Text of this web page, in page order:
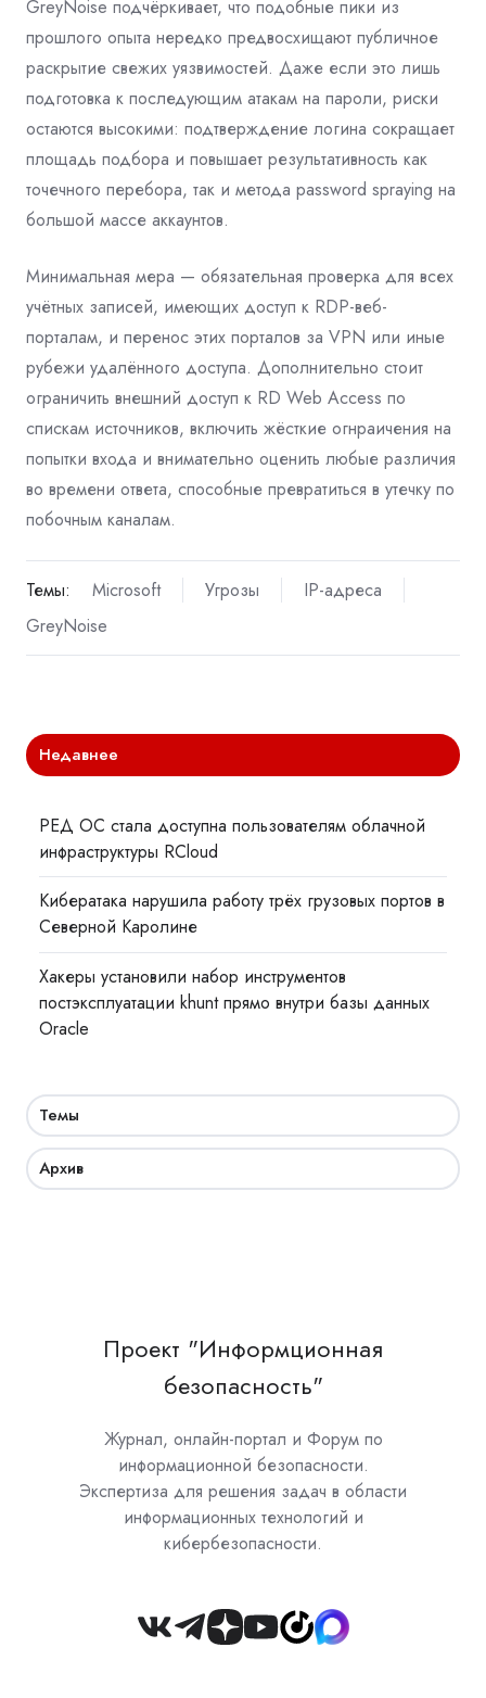
GreyNoise подчёркивает, что подобные пики из
прошлого опыта нередко предвосхищают публичное
раскрытие свежих уязвимостей. Даже если это лишь
подготовка к последующим атакам на пароли, риски
остаются высокими: подтверждение логина сокращает
площадь подбора и повышает результативность как
точечного перебора, так и метода password spraying на
большой массе аккаунтов.
Минимальная мера — обязательная проверка для всех
учётных записей, имеющих доступ к RDP-веб-
порталам, и перенос этих порталов за VPN или иные
рубежи удалённого доступа. Дополнительно стоит
ограничить внешний доступ к RD Web Access по
спискам источников, включить жёсткие огнраичения на
попытки входа и внимательно оценить любые различия
во времени ответа, способные превратиться в утечку по
побочным каналам.
Темы: Microsoft Угрозы
IP-адреса
GreyNoise
Недавнее
РЕД ОС стала доступна пользователям облачной
инфраструктуры RCloud
Кибератака нарушила работу трёх грузовых портов в
Северной Каролине
Хакеры установили набор инструментов
постэксплуатации khunt прямо внутри базы данных
Oracle
Темы
Архив
Проект "Информционная
безопасность"
Журнал, онлайн-портал и Форум по
информационной безопасности.
Экспертиза для решения задач в области
информационных технологий и
кибербезопасности.
Join